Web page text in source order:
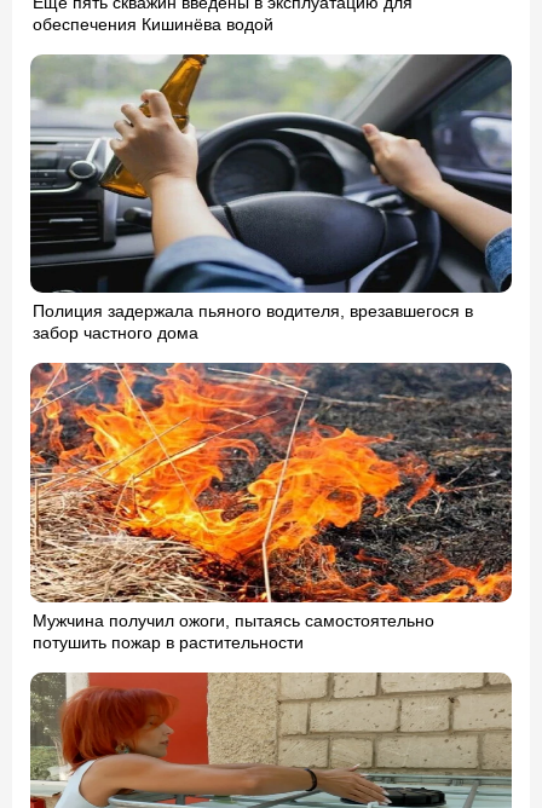
обеспечения Кишинёва водой
Полиция задержала пьяного водителя, врезавшегося в
забор частного дома
Мужчина получил ожоги, пытаясь самостоятельно
потушить пожар в растительности